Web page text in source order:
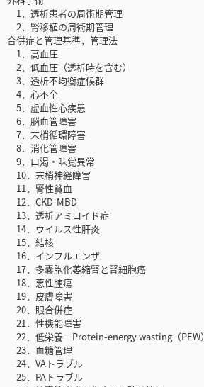
1．透析患者の周術期管理
2．腎移植の周術期管理
合併症と管理基準，管理法
1．高血圧
2．低血圧（透析時を含む）
3．透析不均衡症候群
4．心不全
5．虚血性心疾患
6．脳血管障害
7．末梢循環障害
8．消化管障害
9．口渇・味覚異常
10．末梢神経障害
11．腎性貧血
12．CKD-MBD
13．透析アミロイド症
14．ウイルス性肝炎
15．結核
16．インフルエンザ
17．多嚢胞化萎縮腎と腎細胞癌
18．悪性腫瘍
19．皮膚障害
20．眼合併症
21．性機能障害
22．低栄養―Protein-energy wasting（PEW）
23．血糖管理
24．VAトラブル
25．PAトラブル